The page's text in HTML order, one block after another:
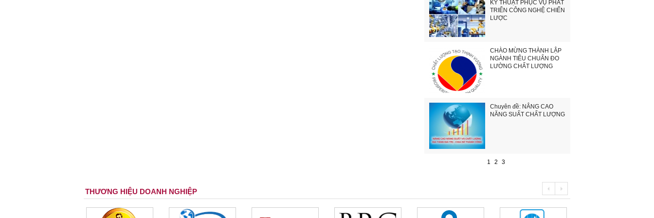
KỸ THUẬT PHỤC VỤ PHÁT
TRIỂN CÔNG NGHỆ CHIẾN
LƯỢC
CHÀO MỪNG THÀNH LẬP
NGÀNH TIÊU CHUẨN ĐO
LƯỜNG CHẤT LƯỢNG
Chuyên đề: NÂNG CAO
NĂNG SUẤT CHẤT LƯỢNG
1 2 3
THƯƠNG HIỆU DOANH NGHIỆP